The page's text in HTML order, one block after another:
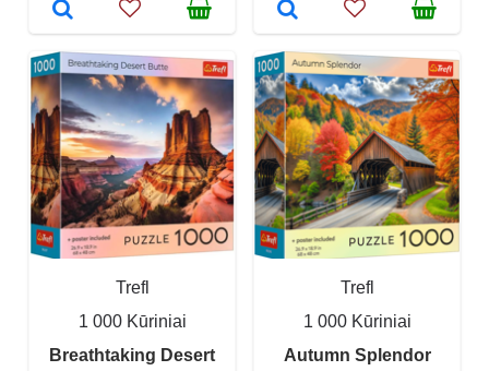
Trefl
1 000 Kūriniai
Breathtaking Desert
Trefl
1 000 Kūriniai
Autumn Splendor